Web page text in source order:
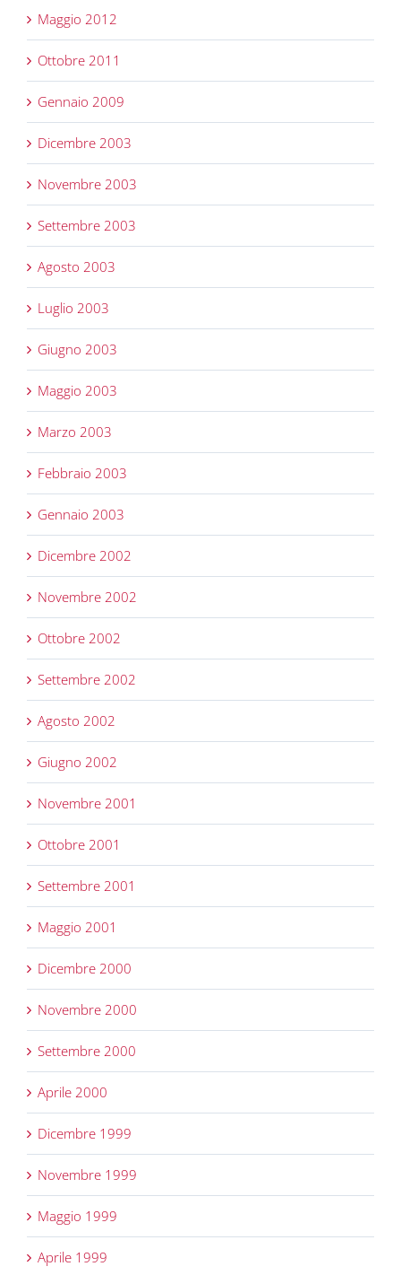
Maggio 2012
Ottobre 2011
Gennaio 2009
Dicembre 2003
Novembre 2003
Settembre 2003
Agosto 2003
Luglio 2003
Giugno 2003
Maggio 2003
Marzo 2003
Febbraio 2003
Gennaio 2003
Dicembre 2002
Novembre 2002
Ottobre 2002
Settembre 2002
Agosto 2002
Giugno 2002
Novembre 2001
Ottobre 2001
Settembre 2001
Maggio 2001
Dicembre 2000
Novembre 2000
Settembre 2000
Aprile 2000
Dicembre 1999
Novembre 1999
Maggio 1999
Aprile 1999